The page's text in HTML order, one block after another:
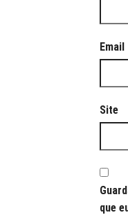
Email
Site
que